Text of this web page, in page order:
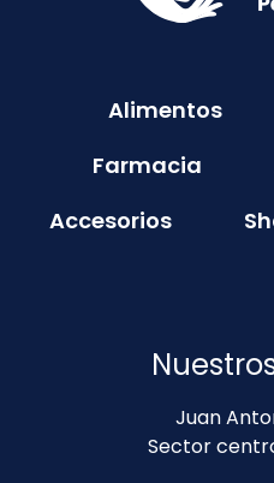
Alimentos
Farmacia
Accesorios
Juan
Sector